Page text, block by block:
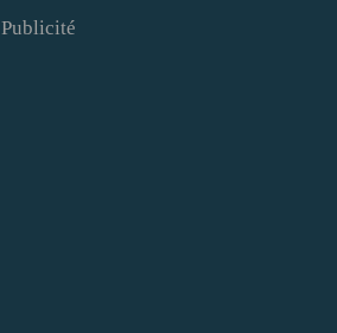
Publicité